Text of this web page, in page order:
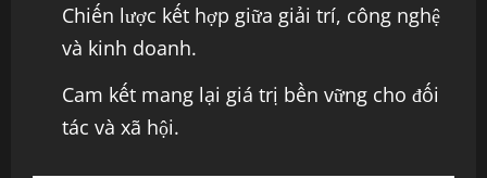
Chiến lược kết hợp giữa giải trí, công nghệ
và kinh doanh.
Cam kết mang lại giá trị bền vững cho đối
tác và xã hội.